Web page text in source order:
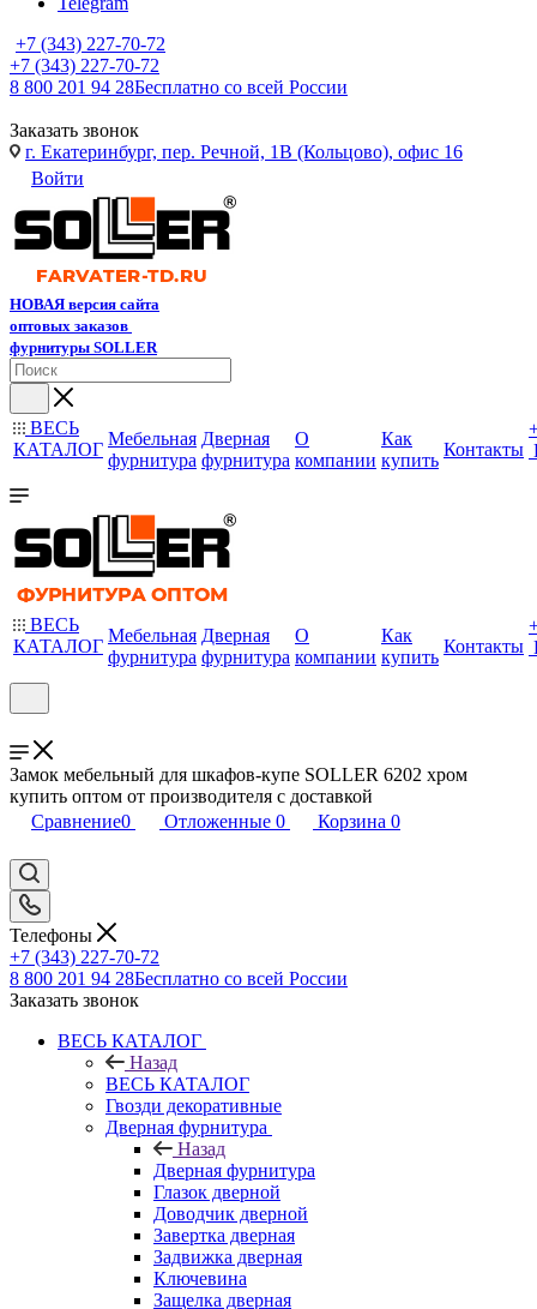
+7 (343) 227-70-72
+7 (343) 227-70-72
8 800 201 94 28Бесплатно со всей России
Заказать звонок
г. Екатеринбург, пер. Речной, 1В (Кольцово), офис 16
Войти
НОВАЯ версия сайта
оптовых заказов
фурнитуры SOLLER
ВЕСЬ
КАТАЛОГ
Мебельная
фурнитура
Дверная
фурнитура
О
компании
Как
купить
Контакты
ВЕСЬ
КАТАЛОГ
Мебельная
фурнитура
Дверная
фурнитура
О
компании
Как
купить
Контакты
Замок мебельный для шкафов-купе SOLLER 6202 хром
купить оптом от производителя с доставкой
Сравнение0 Отложенные 0 Корзина 0
Телефоны
+7 (343) 227-70-72
8 800 201 94 28Бесплатно со всей России
Заказать звонок
ВЕСЬ КАТАЛОГ
Назад
ВЕСЬ КАТАЛОГ
Гвозди декоративные
Дверная фурнитура
Назад
Дверная фурнитура
Глазок дверной
Доводчик дверной
Завертка дверная
Задвижка дверная
Ключевина
Защелка дверная